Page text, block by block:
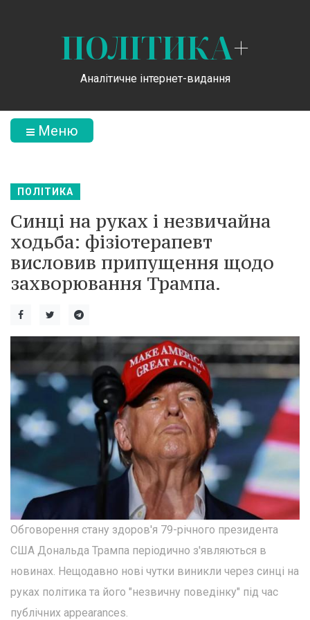
ПОЛІТИКА+
Аналітичне інтернет-видання
Меню
ПОЛІТИКА
Синці на руках і незвичайна
ходьба: фізіотерапевт
висловив припущення щодо
захворювання Трампа.
Обговорення стану здоров'я 79-річного президента
США Дональда Трампа періодично з'являються в
новинах. Нещодавно нові чутки виникли через синці на
руках політика та його "незвичну поведінку" під час
публічних appearances.